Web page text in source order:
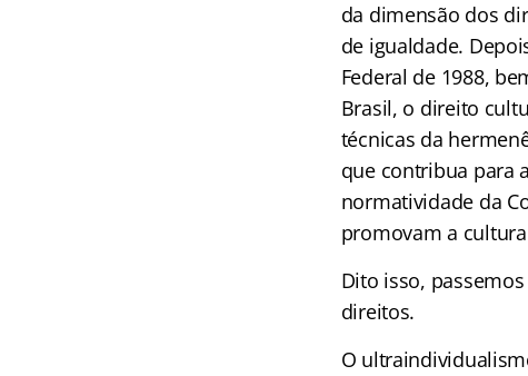
da dimensão dos
de igualdade.
Federal de 1988,
Brasil, o direito
técnicas da
que contribua para
normatividade da
promovam a
Dito isso,
direitos.
O